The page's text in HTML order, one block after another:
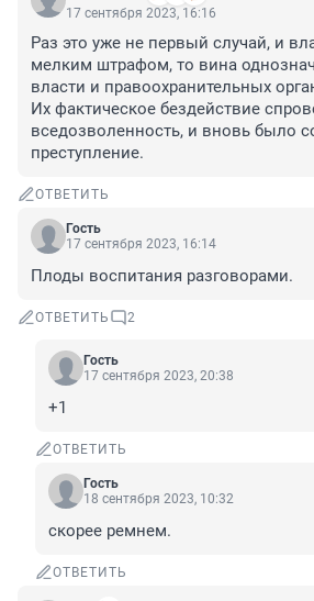
17 сентября 2023, 16:16
Раз это уже не первый случай, и
мелким штрафом, то вина
власти и правоохранительных
Их фактическое бездействие
вседозволенность, и вновь было
преступление.
ОТВЕТИТЬ
Гость
17 сентября 2023, 16:14
Плоды воспитания разговорами.
ОТВЕТИТЬ 2
Гость
17 сентября 2023, 20:38
+1
ОТВЕТИТЬ
Гость
18 сентября 2023, 10:32
скорее ремнем.
ОТВЕТИТЬ